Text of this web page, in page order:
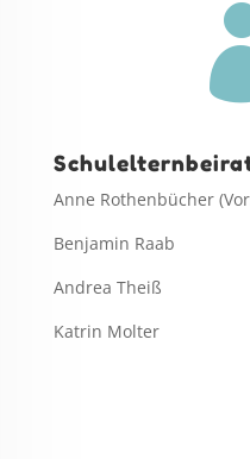
Anne Rothenbücher
Benjamin Raab
Andrea Theiß
Katrin Molter